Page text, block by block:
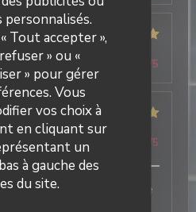
Tout accepter »,
» ou «
» pour gérer
Vous
vos choix à
en cliquant sur
un
à gauche des
du site.
5
/5 Cuisine: 5/5 Qualité / Prix /5
4
/5 Cuisine: 5/5 Qualité / Prix /5
choix de Galettes et service